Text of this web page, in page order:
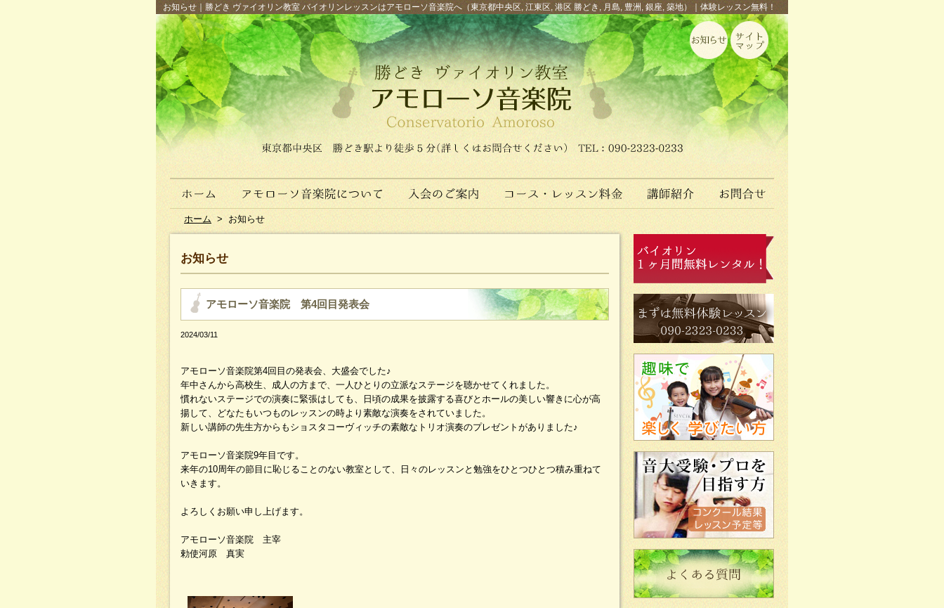
お知らせ｜勝どき ヴァイオリン教室 バイオリンレッスンはアモローソ音楽院へ（東京都中央区, 江東区, 港区 勝どき, 月島, 豊洲, 銀座, 築地）｜体験レッスン無料！
ホーム > お知らせ
お知らせ
アモローソ音楽院 第4回目発表会
2024/03/11
アモローソ音楽院第4回目の発表会、大盛会でした♪
年中さんから高校生、成人の方まで、一人ひとりの立派なステージを聴かせてくれました。
慣れないステージでの演奏に緊張はしても、日頃の成果を披露する喜びとホールの美しい響きに心が高
揚して、どなたもいつものレッスンの時より素敵な演奏をされていました。
新しい講師の先生方からもショスタコーヴィッチの素敵なトリオ演奏のプレゼントがありました♪
アモローソ音楽院9年目です。
来年の10周年の節目に恥じることのない教室として、日々のレッスンと勉強をひとつひとつ積み重ねて
いきます。
よろしくお願い申し上げます。
アモローソ音楽院 主宰
勅使河原 真実